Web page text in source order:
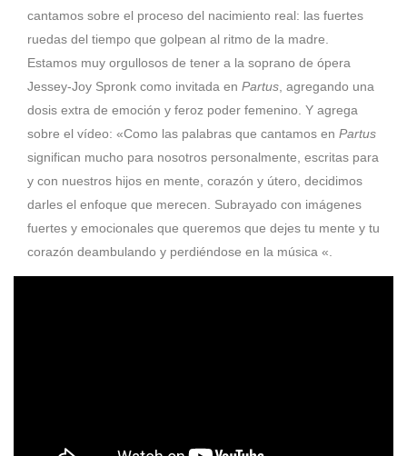
cantamos sobre el proceso del nacimiento real: las fuertes
ruedas del tiempo que golpean al ritmo de la madre.
Estamos muy orgullosos de tener a la soprano de ópera
Jessey-Joy Spronk como invitada en Partus , agregando una
dosis extra de emoción y feroz poder femenino. Y agrega
sobre el vídeo: «Como las palabras que cantamos en Partus
significan mucho para nosotros personalmente, escritas para
y con nuestros hijos en mente, corazón y útero, decidimos
darles el enfoque que merecen. Subrayado con imágenes
fuertes y emocionales que queremos que dejes tu mente y tu
corazón deambulando y perdiéndose en la música «.